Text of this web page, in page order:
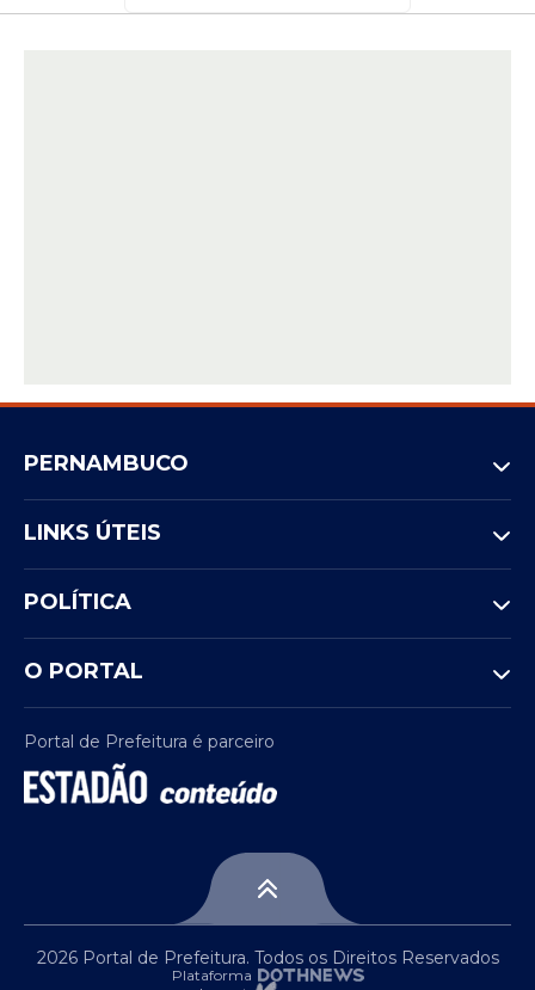
PERNAMBUCO
LINKS ÚTEIS
POLÍTICA
O PORTAL
Portal de Prefeitura é parceiro
2026 Portal de Prefeitura. Todos os Direitos Reservados
Plataforma